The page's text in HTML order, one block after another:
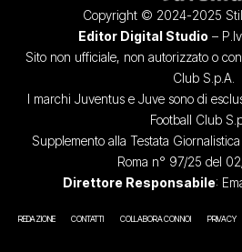
Copyright © 2024-2025
Editor Digital Studio –
Sito non ufficiale, non autorizzato o
Club S.p.A.
I marchi Juventus e Juve sono di
Football Club
Supplemento alla Testata Giornalistica
Roma n° 97/25 del
Direttore Responsabile:
REDAZIONE CONTATTI COLLABORA CON NOI PRIVACY